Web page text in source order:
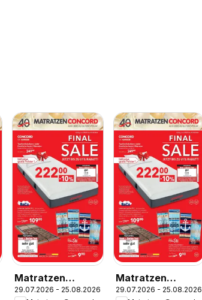
Matratzen
Concord
29.07.2026 - 25.08.2026
Matratzen
Concord Debant
29.07.2026 - 25.08.2026